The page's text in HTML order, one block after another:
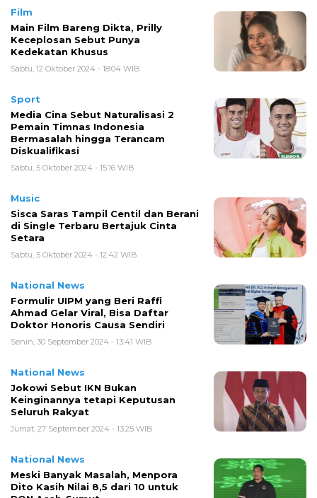
Film
Main Film Bareng Dikta, Prilly
Keceplosan Sebut Punya
Kedekatan Khusus
Sabtu, 12 Oktober 2024 - 18:04 WIB
Sport
Media Cina Sebut Naturalisasi 2
Pemain Timnas Indonesia
Bermasalah hingga Terancam
Diskualifikasi
Sabtu, 5 Oktober 2024 - 15:16 WIB
Music
Sisca Saras Tampil Centil dan Berani
di Single Terbaru Bertajuk Cinta
Setara
Sabtu, 5 Oktober 2024 - 12:42 WIB
National News
Formulir UIPM yang Beri Raffi
Ahmad Gelar Viral, Bisa Daftar
Doktor Honoris Causa Sendiri
Senin, 30 September 2024 - 13:41 WIB
National News
Jokowi Sebut IKN Bukan
Keinginannya tetapi Keputusan
Seluruh Rakyat
Jumat, 27 September 2024 - 13:25 WIB
National News
Meski Banyak Masalah, Menpora
Dito Kasih Nilai 8,5 dari 10 untuk